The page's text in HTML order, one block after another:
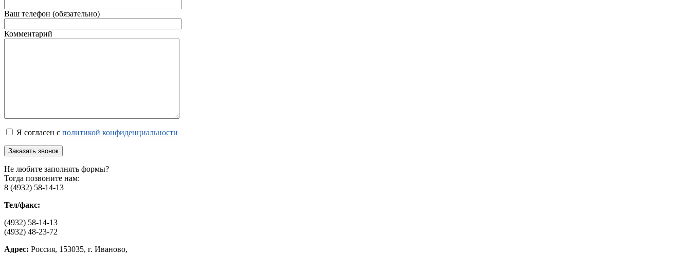
Ваш телефон (обязательно)
Комментарий
Я согласен с политикой конфиденциальности
Не любите заполнять формы?
Тогда позвоните нам:
8 (4932) 58-14-13
Тел/факс:
(4932) 58-14-13
(4932) 48-23-72
Адрес: Россия, 153035, г. Иваново,